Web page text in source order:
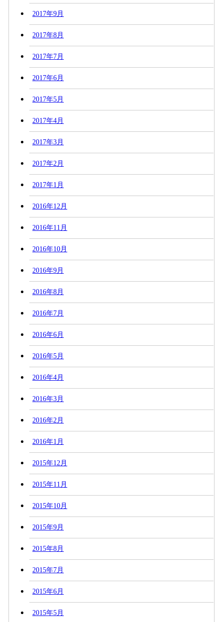
2017年9月
2017年8月
2017年7月
2017年6月
2017年5月
2017年4月
2017年3月
2017年2月
2017年1月
2016年12月
2016年11月
2016年10月
2016年9月
2016年8月
2016年7月
2016年6月
2016年5月
2016年4月
2016年3月
2016年2月
2016年1月
2015年12月
2015年11月
2015年10月
2015年9月
2015年8月
2015年7月
2015年6月
2015年5月